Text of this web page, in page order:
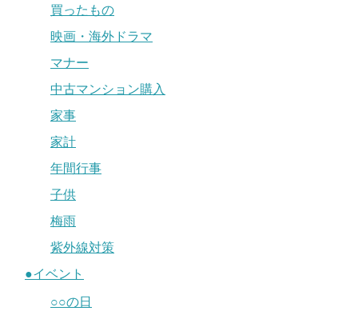
買ったもの
映画・海外ドラマ
マナー
中古マンション購入
家事
家計
年間行事
子供
梅雨
紫外線対策
●イベント
○○の日